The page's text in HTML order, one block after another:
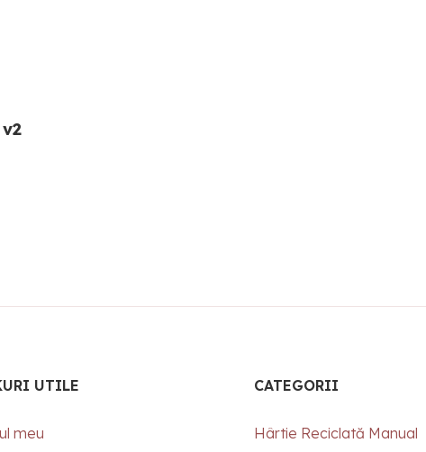
UTILE
meu
CATEGORII
Hârtie Reciclată Manual